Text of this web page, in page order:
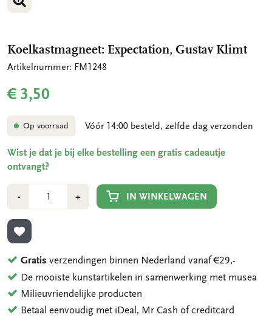
VERGROOT AFBEELDING
Koelkastmagneet: Expectation, Gustav Klimt
Artikelnummer: FM1248
€ 3,50
Op voorraad Vóór 14:00 besteld, zelfde dag verzonden
Wist je dat je bij elke bestelling een gratis cadeautje
ontvangt?
-Min
1
+Plus
1
IN WINKELWAGEN
TOEVOEGEN AAN VERLANGLIJST
Gratis verzendingen binnen Nederland vanaf €29,-
De mooiste kunstartikelen in samenwerking met musea
Milieuvriendelijke producten
Betaal eenvoudig met iDeal, Mr Cash of creditcard